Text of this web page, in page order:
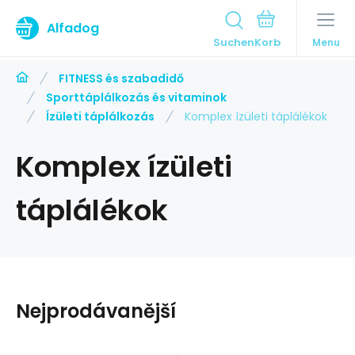
Alfadog
Suchen Menu
FITNESS és szabadidő
Sporttáplálkozás és vitaminok
Ízületi táplálkozás
Komplex ízületi táplálékok
Komplex ízületi
táplálékok
Nejprodávanější